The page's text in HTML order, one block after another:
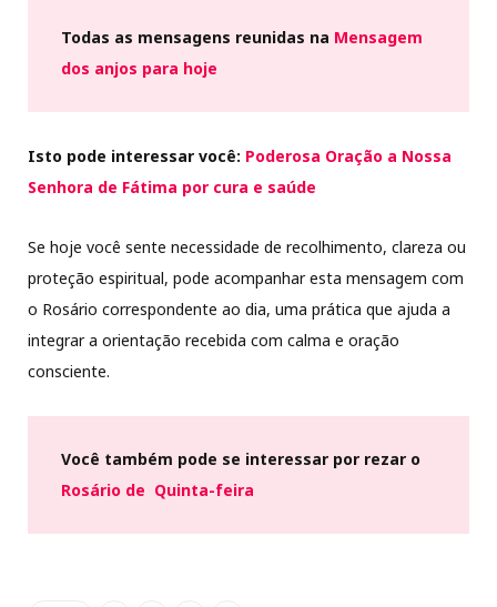
Todas as mensagens reunidas na Mensagem
dos anjos para hoje
Isto pode interessar você: Poderosa Oração a Nossa
Senhora de Fátima por cura e saúde
Se hoje você sente necessidade de recolhimento, clareza ou
proteção espiritual, pode acompanhar esta mensagem com
o Rosário correspondente ao dia, uma prática que ajuda a
integrar a orientação recebida com calma e oração
consciente.
Você também pode se interessar por rezar o
Rosário de Quinta-feira